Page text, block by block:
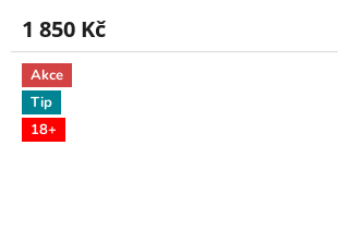
je
5,0
5
hvězdiček.
1 850 Kč
Akce
Tip
18+